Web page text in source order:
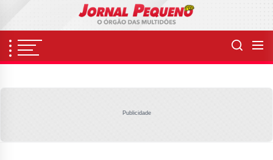
content
Publicidade